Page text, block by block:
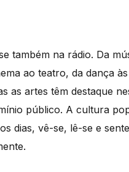
também na rádio. Da
ao teatro, da dança às
as artes têm destaque
público. A cultura
dias, vê-se, lê-se e